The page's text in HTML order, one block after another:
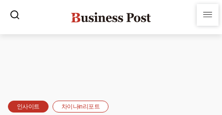
인사이트 차이나in리포트